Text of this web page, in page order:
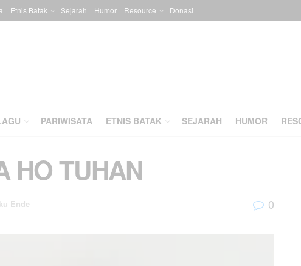
Etnis Batak Sejarah Humor Resource Donasi
PARIWISATA ETNIS BATAK SEJARAH HUMOR
HO TUHAN
Ende 0